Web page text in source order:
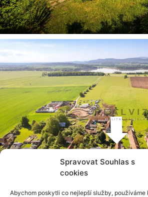
Spravovat Souhlas s
cookies
Abychom poskytli co nejlepší služby, používáme